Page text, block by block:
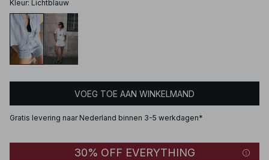
Kleur: Lichtblauw
VOEG TOE AAN WINKELMAND
Gratis levering naar Nederland binnen 3-5 werkdagen*
30% OFF EVERYTHING